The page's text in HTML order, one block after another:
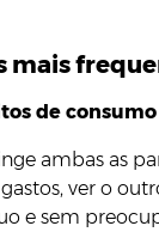
mais
de consumo
ambas as
ver o
e sem